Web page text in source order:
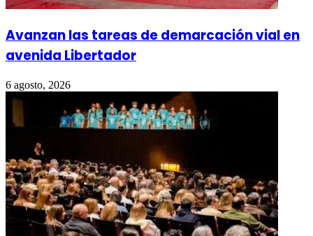
Avanzan las tareas de demarcación vial en
avenida Libertador
6 agosto, 2026